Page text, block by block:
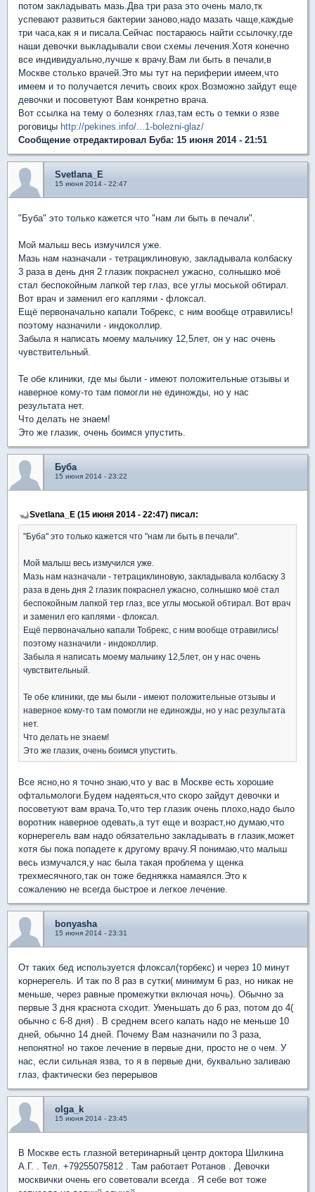
потом закладывать мазь.Два три раза это очень мало,тк
успевают развиться бактерии заново,надо мазать чаще,каждые
три часа,как я и писала.Сейчас постараюсь найти ссылочку,где
наши девочки выкладывали свои схемы лечения.Хотя конечно
все индивидуально,лучше к врачу.Вам ли быть в печали,в
Москве столько врачей.Это мы тут на периферии имеем,что
имеем и то получается лечить своих крох.Возможно зайдут еще
девочки и посоветуют Вам конкретно врача.
Вот ссылка на тему о болезнях глаз,там есть о темки о язве
роговицы http://pekines.info/...1-bolezni-glaz/
Сообщение отредактировал Буба: 15 июня 2014 - 21:51
Svetlana_E
15 июня 2014 - 22:47
"Буба" это только кажется что "нам ли быть в печали".
Мой малыш весь измучился уже.
Мазь нам назначали - тетрациклиновую, закладывала колбаску
3 раза в день дня 2 глазик покраснел ужасно, солнышко моё
стал беспокойным лапкой тер глаз, все углы моськой обтирал.
Вот врач и заменил его каплями - флоксал.
Ещё первоначально капали Тобрекс, с ним вообще отравились!
поэтому назначили - индоколлир.
Забыла я написать моему мальчику 12,5лет, он у нас очень
чувствительный.
Те обе клиники, где мы были - имеют положительные отзывы и
наверное кому-то там помогли не единожды, но у нас
результата нет.
Что делать не знаем!
Это же глазик, очень боимся упустить.
Буба
15 июня 2014 - 23:22
Svetlana_E (15 июня 2014 - 22:47) писал:
"Буба" это только кажется что "нам ли быть в печали".
Мой малыш весь измучился уже.
Мазь нам назначали - тетрациклиновую, закладывала колбаску 3
раза в день дня 2 глазик покраснел ужасно, солнышко моё стал
беспокойным лапкой тер глаз, все углы моськой обтирал. Вот врач
и заменил его каплями - флоксал.
Ещё первоначально капали Тобрекс, с ним вообще отравились!
поэтому назначили - индоколлир.
Забыла я написать моему мальчику 12,5лет, он у нас очень
чувствительный.
Те обе клиники, где мы были - имеют положительные отзывы и
наверное кому-то там помогли не единожды, но у нас результата
нет.
Что делать не знаем!
Это же глазик, очень боимся упустить.
Все ясно,но я точно знаю,что у вас в Москве есть хорошие
офтальмологи.Будем надеяться,что скоро зайдут девочки и
посоветуют вам врача.То,что тер глазик очень плохо,надо было
воротник наверное одевать,а тут еще и возраст,но думаю,что
корнерегель вам надо обязательно закладывать в глазик,может
хотя бы пока попадете к другому врачу.Я понимаю,что малыш
весь измучался,у нас была такая проблема у щенка
трехмесячного,так он тоже бедняжка намаялся.Это к
сожалению не всегда быстрое и легкое лечение.
bonyasha
15 июня 2014 - 23:31
От таких бед используется флоксал(торбекс) и через 10 минут
корнерегель. И так по 8 раз в сутки( минимум 6 раз, но никак не
меньше, через равные промежутки включая ночь). Обычно за
первые 3 дня краснота сходит. Уменьшать до 6 раз, потом до 4(
обычно с 6-8 дня) . В среднем всего капать надо не меньше 10
дней, обычно 14 дней. Почему Вам назначили по 3 раза,
непонятно! но такое лечение в первые дни, просто не о чем. У
нас, если сильная язва, то я в первые дни, буквально заливаю
глаз, фактически без перерывов
olga_k
15 июня 2014 - 23:45
В Москве есть глазной ветеринарный центр доктора Шилкина
А.Г. . Тел. +79255075812 . Там работает Ротанов . Девочки
москвички очень его советовали всегда . Я себе вот тоже